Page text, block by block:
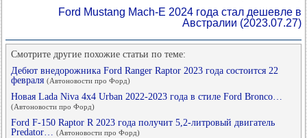
Ford Mustang Mach-E 2024 года стал дешевле в
Австралии (2023.07.27)
Смотрите другие похожие статьи по теме:
Дебют внедорожника Ford Ranger Raptor 2023 года состоится 22
февраля (Автоновости про Форд)
Новая Lada Niva 4x4 Urban 2022-2023 года в стиле Ford Bronco…
(Автоновости про Форд)
Ford F-150 Raptor R 2023 года получит 5,2-литровый двигатель
Predator…
(Автоновости про Форд)